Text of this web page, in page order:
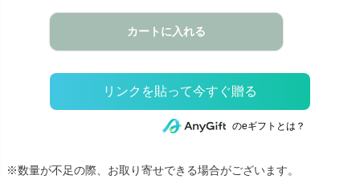
カートに入れる
のeギフトとは？
※数量が不足の際、お取り寄せできる場合がございます。